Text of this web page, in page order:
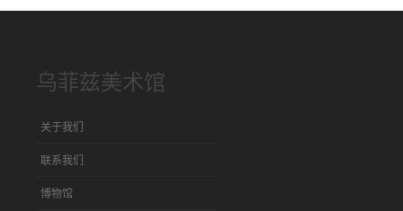
乌菲兹美术馆
关于我们
联系我们
博物馆